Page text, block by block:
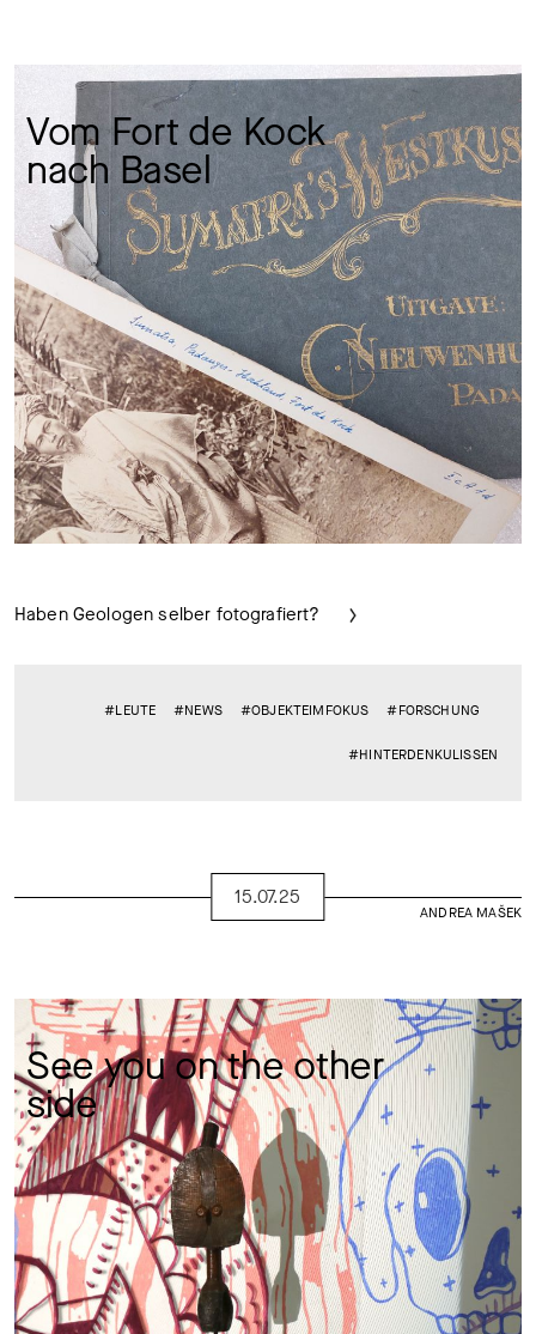
Vom Fort de Kock
nach Basel
Haben Geologen selber fotografiert?
#LEUTE #NEWS #OBJEKTEIMFOKUS #FORSCHUNG
#HINTERDENKULISSEN
ANDREA MAŠEK
15.07.25
See you on the other
side